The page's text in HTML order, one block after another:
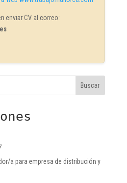
enviar CV al correo:
Buscar
a para empresa de distribución y